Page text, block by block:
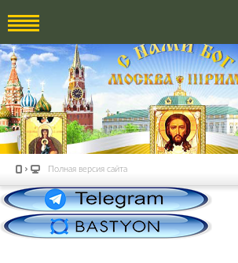
Полная версия сайта